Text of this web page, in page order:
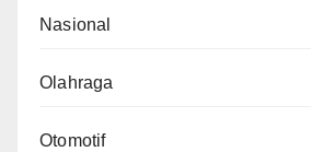
Nasional
Olahraga
Otomotif